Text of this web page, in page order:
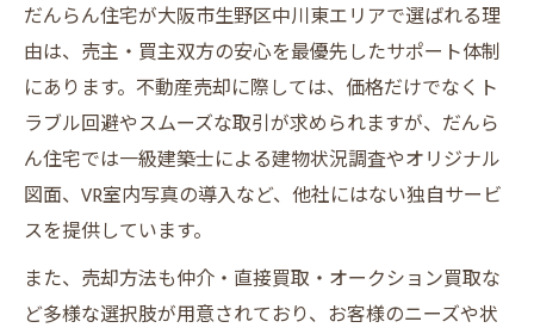
だんらん住宅が大阪市生野区中川東エリアで選ばれる理
由は、売主・買主双方の安心を最優先したサポート体制
にあります。不動産売却に際しては、価格だけでなくト
ラブル回避やスムーズな取引が求められますが、だんら
ん住宅では一級建築士による建物状況調査やオリジナル
図面、VR室内写真の導入など、他社にはない独自サービ
スを提供しています。
また、売却方法も仲介・直接買取・オークション買取な
ど多様な選択肢が用意されており、お客様のニーズや状